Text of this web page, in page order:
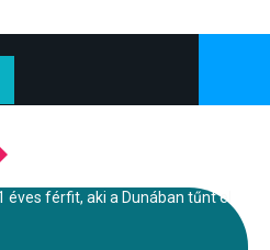
éves férfit, aki a Dunában tűnt el